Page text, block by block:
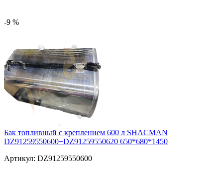
-9 %
Бак топливный с креплением 600 л SHACMAN
DZ91259550600+DZ91259550620 650*680*1450
Артикул: DZ91259550600